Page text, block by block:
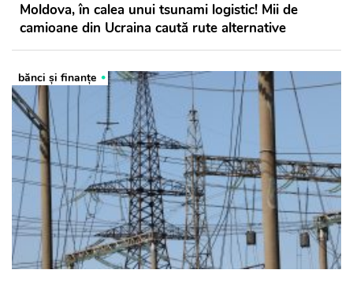
Moldova, în calea unui tsunami logistic! Mii de
camioane din Ucraina caută rute alternative
bănci şi finanţe